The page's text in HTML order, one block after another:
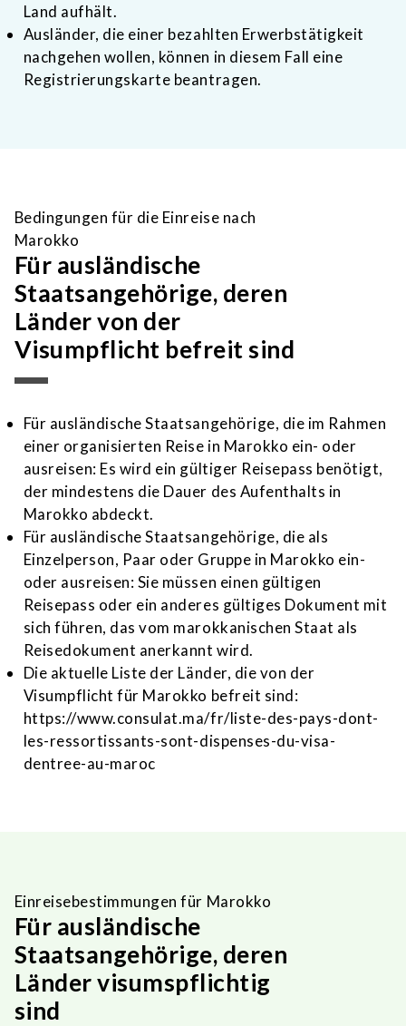
Land aufhält.
Ausländer, die einer bezahlten Erwerbstätigkeit
nachgehen wollen, können in diesem Fall eine
Registrierungskarte beantragen.
Bedingungen für die Einreise nach
Marokko
Für ausländische
Staatsangehörige, deren
Länder von der
Visumpflicht befreit sind
Für ausländische Staatsangehörige, die im Rahmen
einer organisierten Reise in Marokko ein- oder
ausreisen: Es wird ein gültiger Reisepass benötigt,
der mindestens die Dauer des Aufenthalts in
Marokko abdeckt.
Für ausländische Staatsangehörige, die als
Einzelperson, Paar oder Gruppe in Marokko ein-
oder ausreisen: Sie müssen einen gültigen
Reisepass oder ein anderes gültiges Dokument mit
sich führen, das vom marokkanischen Staat als
Reisedokument anerkannt wird.
Die aktuelle Liste der Länder, die von der
Visumpflicht für Marokko befreit sind:
https://www.consulat.ma/fr/liste-des-pays-dont-
les-ressortissants-sont-dispenses-du-visa-
dentree-au-maroc
Einreisebestimmungen für Marokko
Für ausländische
Staatsangehörige, deren
Länder visumspflichtig
sind